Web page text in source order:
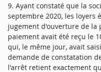
9. Ayant constaté que la
septembre 2020, les loyers
jugement d'ouverture de la
paiement avait été reçu le
qui, le même jour, avait
demande de constatation
l'arrêt retient exactement